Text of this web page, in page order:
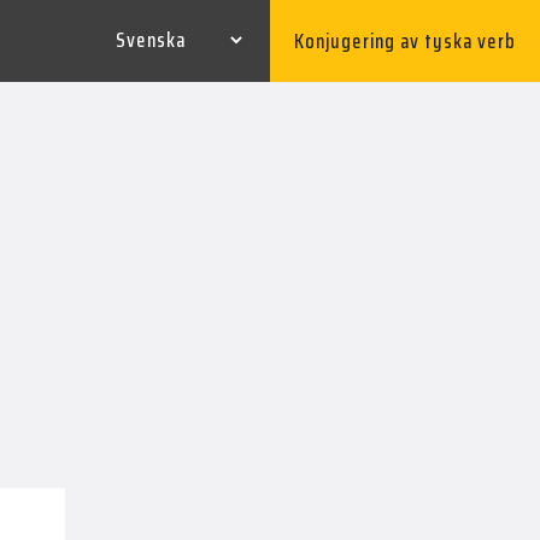
Konjugering av tyska verb